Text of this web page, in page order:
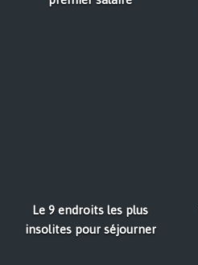
Le 9 endroits les plus
insolites pour séjourner